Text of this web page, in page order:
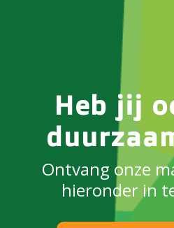
Heb jij
Ontvang onze
hieronder in